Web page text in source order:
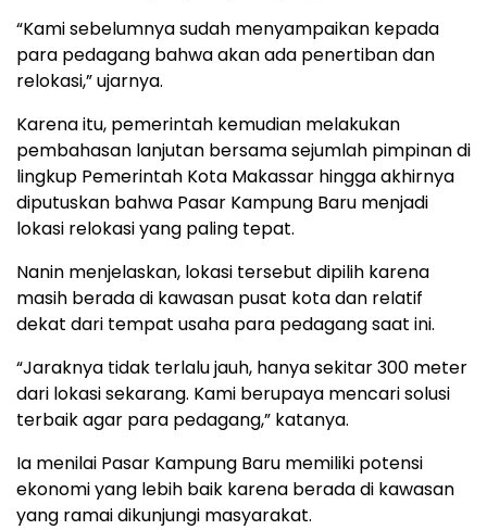
“Kami sebelumnya sudah menyampaikan kepada
para pedagang bahwa akan ada penertiban dan
relokasi,” ujarnya.
Karena itu, pemerintah kemudian melakukan
pembahasan lanjutan bersama sejumlah pimpinan di
lingkup Pemerintah Kota Makassar hingga akhirnya
diputuskan bahwa Pasar Kampung Baru menjadi
lokasi relokasi yang paling tepat.
Nanin menjelaskan, lokasi tersebut dipilih karena
masih berada di kawasan pusat kota dan relatif
dekat dari tempat usaha para pedagang saat ini.
“Jaraknya tidak terlalu jauh, hanya sekitar 300 meter
dari lokasi sekarang. Kami berupaya mencari solusi
terbaik agar para pedagang,” katanya.
Ia menilai Pasar Kampung Baru memiliki potensi
ekonomi yang lebih baik karena berada di kawasan
yang ramai dikunjungi masyarakat.